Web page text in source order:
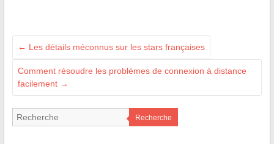
← Les détails méconnus sur les stars françaises
Comment résoudre les problèmes de connexion à distance
facilement →
Recherche